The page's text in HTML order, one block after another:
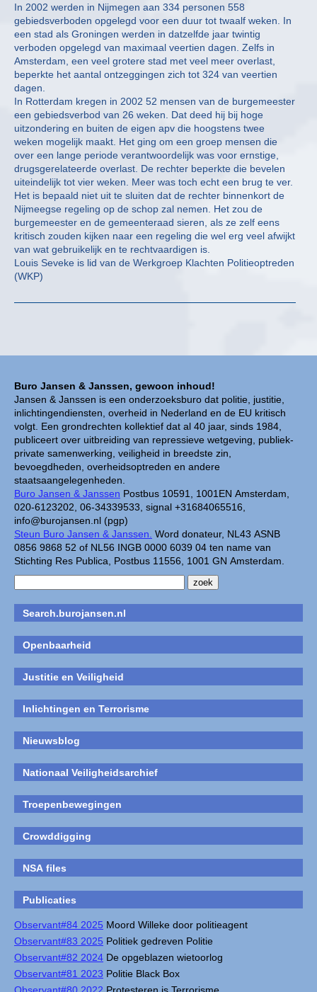
Buro Jansen & Janssen, gewoon inhoud!
Jansen & Janssen is een onderzoeksburo dat politie, justitie,
inlichtingendiensten, overheid in Nederland en de EU kritisch
volgt. Een grondrechten kollektief dat al 40 jaar, sinds 1984,
publiceert over uitbreiding van repressieve wetgeving, publiek-
private samenwerking, veiligheid in breedste zin,
bevoegdheden, overheidsoptreden en andere
staatsaangelegenheden.
Buro Jansen & Janssen Postbus 10591, 1001EN Amsterdam,
020-6123202, 06-34339533, signal +31684065516,
info@burojansen.nl (pgp)
Steun Buro Jansen & Janssen. Word donateur, NL43 ASNB
0856 9868 52 of NL56 INGB 0000 6039 04 ten name van
Stichting Res Publica, Postbus 11556, 1001 GN Amsterdam.
Search.burojansen.nl
Openbaarheid
Justitie en Veiligheid
Inlichtingen en Terrorisme
Nieuwsblog
Nationaal Veiligheidsarchief
Troepenbewegingen
Crowddigging
NSA files
Publicaties
Observant#84 2025 Moord Willeke door politieagent
Observant#83 2025 Politiek gedreven Politie
Observant#82 2024 De opgeblazen wietoorlog
Observant#81 2023 Politie Black Box
In 2002 werden in Nijmegen aan 334 personen 558
gebiedsverboden opgelegd voor een duur tot twaalf weken. In
een stad als Groningen werden in datzelfde jaar twintig
verboden opgelegd van maximaal veertien dagen. Zelfs in
Amsterdam, een veel grotere stad met veel meer overlast,
beperkte het aantal ontzeggingen zich tot 324 van veertien
dagen.
In Rotterdam kregen in 2002 52 mensen van de burgemeester
een gebiedsverbod van 26 weken. Dat deed hij bij hoge
uitzondering en buiten de eigen apv die hoogstens twee
weken mogelijk maakt. Het ging om een groep mensen die
over een lange periode verantwoordelijk was voor ernstige,
drugsgerelateerde overlast. De rechter beperkte die bevelen
uiteindelijk tot vier weken. Meer was toch echt een brug te ver.
Het is bepaald niet uit te sluiten dat de rechter binnenkort de
Nijmeegse regeling op de schop zal nemen. Het zou de
burgemeester en de gemeenteraad sieren, als ze zelf eens
kritisch zouden kijken naar een regeling die wel erg veel afwijkt
van wat gebruikelijk en te rechtvaardigen is.
Louis Seveke is lid van de Werkgroep Klachten Politieoptreden
(WKP)